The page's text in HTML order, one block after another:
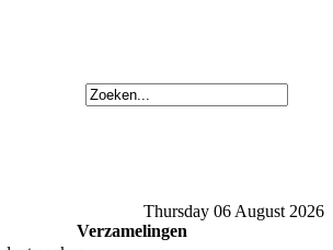
Thursday 06 August 2026
Verzamelingen